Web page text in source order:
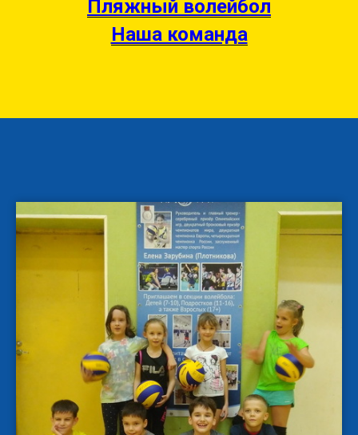
Пляжный волейбол
Наша команда